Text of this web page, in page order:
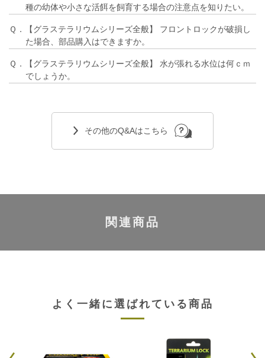
種の幼体や小さな活餌を飼育する場合の注意点を知りたい。
Ｑ．【グラステラリウムシリーズ全般】 フロントロックが破損し
た場合、部品購入はできますか。
Ｑ．【グラステラリウムシリーズ全般】 水が張れる水位は何ｃｍ
でしょうか。
その他のQ&Aはこちら
関連商品
よく一緒に選ばれている商品